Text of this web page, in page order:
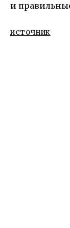
и
ИСТОЧНИК